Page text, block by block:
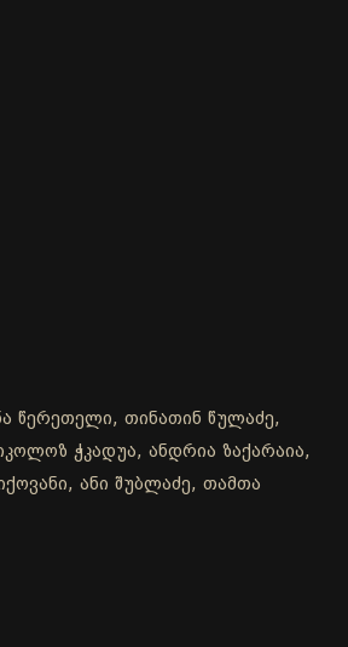
წერეთელი, თინათინ წულაძე,
ჭკადუა, ანდრია ზაქარაია,
ანი შუბლაძე, თამთა